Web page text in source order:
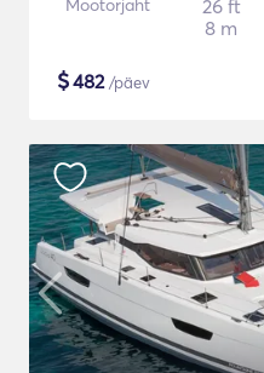
Mootorjaht
26 ft
8 m
$482/päev